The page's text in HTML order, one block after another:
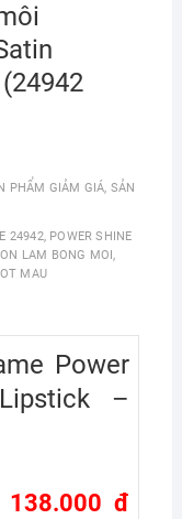
PHẨM GIẢM GIÁ, SẢN
24942, POWER SHINE
LAM BONG MOI,
MAU
Power
–
đ